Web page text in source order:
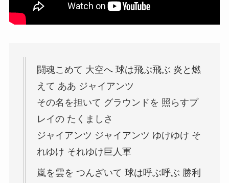
闘魂こめて 大空へ 球は飛ぶ飛ぶ 炎と燃
えて ああ ジャイアンツ
その名を担いて グラウンドを 照らすプ
レイの たくましさ
ジャイアンツ ジャイアンツ ゆけゆけ そ
れゆけ それゆけ巨人軍
嵐を雲を つんざいて 球は呼ぶ呼ぶ 勝利